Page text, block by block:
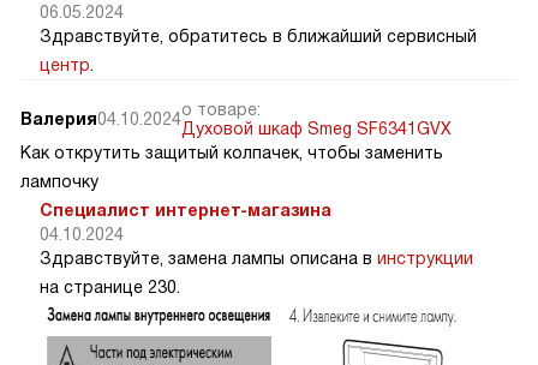
06.05.2024
Здравствуйте, обратитесь в ближайший сервисный
центр
Валерия04.10.2024о товаре:
Духовой шкаф Smeg SF6341GVX
Как открутить защитый колпачек, чтобы заменить
лампочку
Специалист интернет-магазина
04.10.2024
Здравствуйте, замена лампы описана в инструкции
на странице 230.